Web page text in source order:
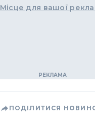
Місце для вашої
ПОДІЛИТИСЯ